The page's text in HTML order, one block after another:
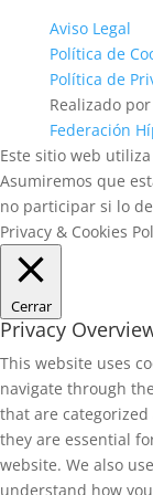
Aviso Legal
Política de
Política de
Realizado por
Federación
Este sitio web
Asumiremos que
no participar si lo
Privacy & Cookies
Cerrar
Privacy
This website uses
navigate through
that are
they are essential
website. We also
understand how